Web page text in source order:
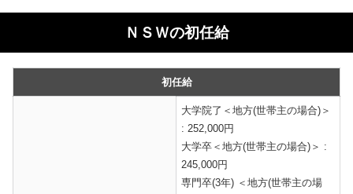
ＮＳＷの初任給
初任給
大学院了＜地方(世帯主の場合)＞
: 252,000円
大学卒＜地方(世帯主の場合)＞ :
245,000円
専門卒(3年) ＜地方(世帯主の場